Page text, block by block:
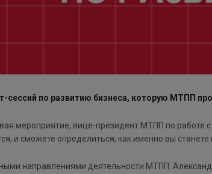
сессий по развитию бизнеса, которую МТПП
мероприятие, вице-президент МТПП по работе
и сможете определиться, как именно вы
направлениями деятельности МТПП.